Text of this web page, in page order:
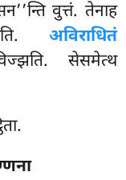
वुत्तं. तेनाह
ति. अविराधितं
सेसमेत्थ